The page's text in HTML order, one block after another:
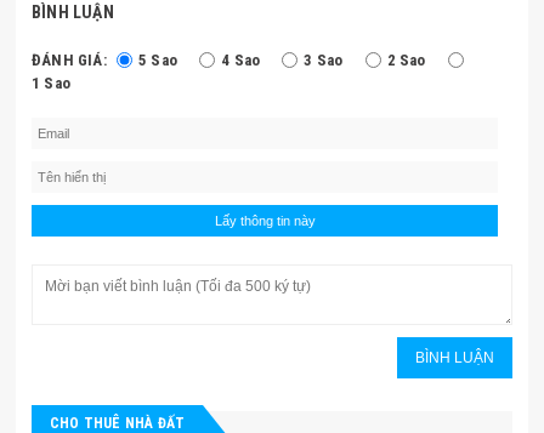
BÌNH LUẬN
ĐÁNH GIÁ: 5 Sao 4 Sao 3 Sao
2 Sao
1 Sao
CHO THUÊ NHÀ ĐẤT